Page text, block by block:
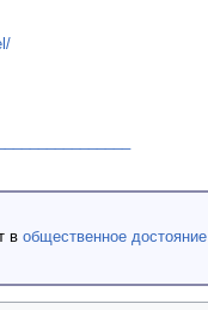
в общественное достояние